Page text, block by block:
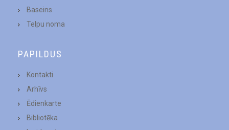
Baseins
Telpu noma
PAPILDUS
Kontakti
Arhīvs
Ēdienkarte
Bibliotēka